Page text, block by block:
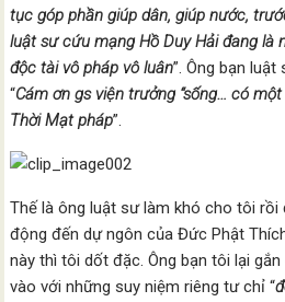
tục góp phần giúp dân, giúp nước,
luật sư cứu mạng Hồ Duy Hải đang là
độc tài vô pháp vô luân”. Ông bạn
“Cám ơn gs viện trưởng “sống… có
Thời Mạt pháp”.
Thế là ông luật sư làm khó cho tôi rồi
động đến dự ngôn của Đức Phật
này thì tôi dốt đặc. Ông bạn tôi lại
vào với những suy niệm riêng tư chỉ “